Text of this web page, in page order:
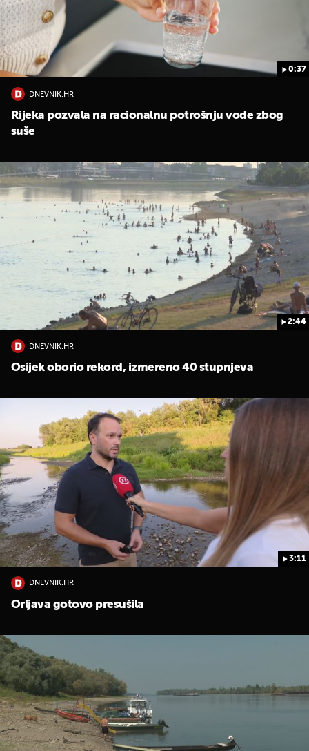
0:37
DNEVNIK.HR
Rijeka pozvala na racionalnu potrošnju vode zbog
suše
2:44
DNEVNIK.HR
Osijek oborio rekord, izmereno 40 stupnjeva
3:11
DNEVNIK.HR
Orljava gotovo presušila